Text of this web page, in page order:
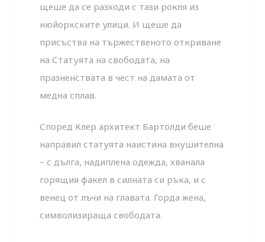
щеше да се разходи с тази рокля из
нюйоркските улици. И щеше да
присъства на тържественото откриване
на Статуята на свободата, на
празненствата в чест на дамата от
медна сплав.
Според Клер архитект Бартолди беше
направил статуята наистина внушителна
– с дълга, надиплена одежда, хванала
горящия факел в силната си ръка, и с
венец от лъчи на главата. Горда жена,
символизираща свободата.